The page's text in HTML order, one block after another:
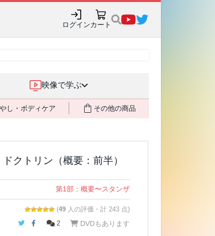
ログインカート
映像で学ぶ
し・ボディケア その他の商品
トリン（概要：前半）
第1部：概要〜スタンザ
(49 人の評価・計 243 点)
Twitter
Facebook
2 DVDもあります